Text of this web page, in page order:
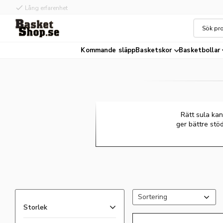
check Hög kvalité
Kommande släppBasketskor Basketbollar
Rätt sula
ger bättre
Storlek
Välj sortering